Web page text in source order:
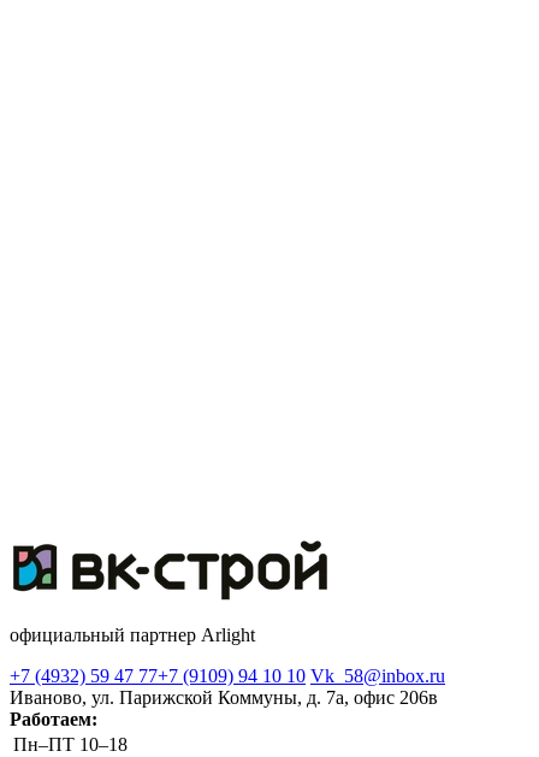
официальный партнер Arlight
+7 (4932) 59 47 77+7 (9109) 94 10 10 Vk_58@inbox.ru
Иваново, ул. Парижской Коммуны, д. 7а, офис 206в
Работаем:
Пн–ПТ 10–18